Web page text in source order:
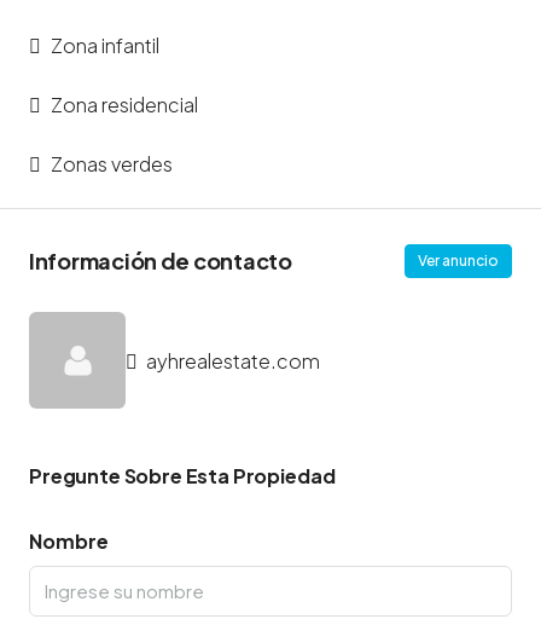
Zona infantil
Zona residencial
Zonas verdes
Información de contacto Ver anuncio
ayhrealestate.com
Pregunte Sobre Esta Propiedad
Nombre